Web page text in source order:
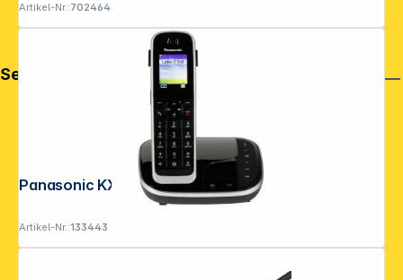
Artikel-Nr.:702464
Panasonic KX-TGJ320GB
Artikel-Nr.:133443
Service